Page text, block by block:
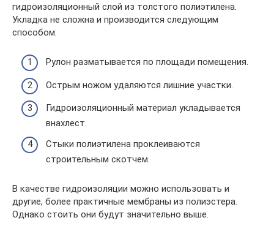
гидроизоляционный слой из толстого полиэтилена.
Укладка не сложна и производится следующим
способом:
Рулон разматывается по площади помещения.
Острым ножом удаляются лишние участки.
Гидроизоляционный материал укладывается
внахлест.
Стыки полиэтилена проклеиваются
строительным скотчем.
В качестве гидроизоляции можно использовать и
другие, более практичные мембраны из полиэстера.
Однако стоить они будут значительно выше.